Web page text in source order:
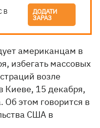
В ДОДАТИ
ЗАРАЗ
американцам в
избегать массовых
возле
Киеве, 15 декабря,
Об этом говорится в
США в